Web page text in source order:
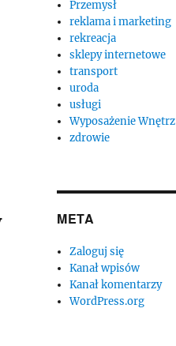
Przemysł
reklama i marketing
rekreacja
sklepy internetowe
transport
uroda
usługi
Wyposażenie Wnętrz
zdrowie
META
Zaloguj się
Kanał wpisów
Kanał komentarzy
WordPress.org